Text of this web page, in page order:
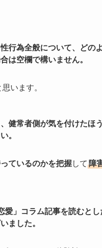
行為全般について、どの
は空欄で構いません。
思います。
健常者側が気を付けたほ
。
ているのかを把握して 障
愛」コラム記事を読むと
ました。